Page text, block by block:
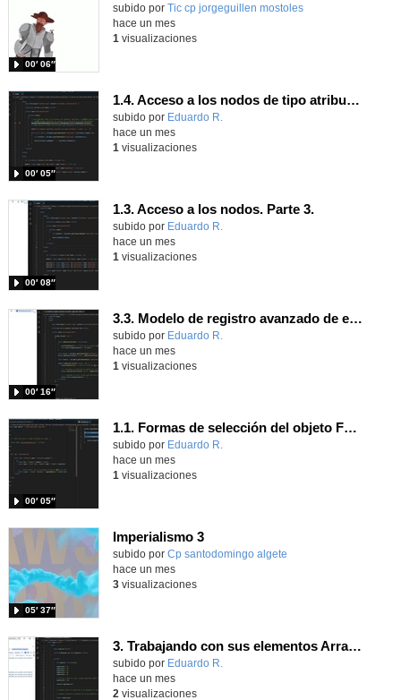
subido por Tic cp jorgeguillen mostoles
00′ 06″
-
hace un mes
1 visualizaciones
1.4. Acceso a los nodos de tipo atributo. Parte 3.
Contenido educativo.
subido por Eduardo R.
00′ 05″
hace un mes
1 visualizaciones
1.3. Acceso a los nodos. Parte 3.
Contenido educativo.
subido por Eduardo R.
00′ 08″
hace un mes
1 visualizaciones
3.3. Modelo de registro avanzado de eventos según W3C 3.
Contenido educativo.
subido por Eduardo R.
00′ 16″
hace un mes
1 visualizaciones
1.1. Formas de selección del objeto Form 3
Contenido educativo.
subido por Eduardo R.
00′ 05″
hace un mes
1 visualizaciones
Imperialismo 3
Contenido educativo.
subido por Cp santodomingo algete
05′ 37″
hace un mes
3visualizaciones
3. Trabajando con sus elementos Array JavaScripts
Contenido educativo.
subido por Eduardo R.
hace un mes
2 visualizaciones